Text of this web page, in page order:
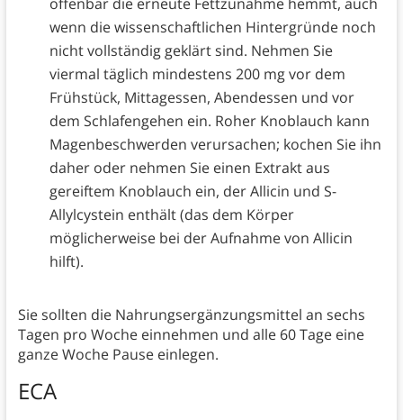
offenbar die erneute Fettzunahme hemmt, auch
wenn die wissenschaftlichen Hintergründe noch
nicht vollständig geklärt sind. Nehmen Sie
viermal täglich mindestens 200 mg vor dem
Frühstück, Mittagessen, Abendessen und vor
dem Schlafengehen ein. Roher Knoblauch kann
Magenbeschwerden verursachen; kochen Sie ihn
daher oder nehmen Sie einen Extrakt aus
gereiftem Knoblauch ein, der Allicin und S-
Allylcystein enthält (das dem Körper
möglicherweise bei der Aufnahme von Allicin
hilft).
Sie sollten die Nahrungsergänzungsmittel an sechs
Tagen pro Woche einnehmen und alle 60 Tage eine
ganze Woche Pause einlegen.
ECA